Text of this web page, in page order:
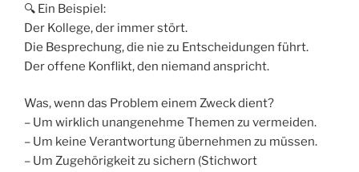
🔍 Ein Beispiel:
Der Kollege, der immer stört.
Die Besprechung, die nie zu Entscheidungen führt.
Der offene Konflikt, den niemand anspricht.
Was, wenn das Problem einem Zweck dient?
– Um wirklich unangenehme Themen zu vermeiden.
– Um keine Verantwortung übernehmen zu müssen.
– Um Zugehörigkeit zu sichern (Stichwort